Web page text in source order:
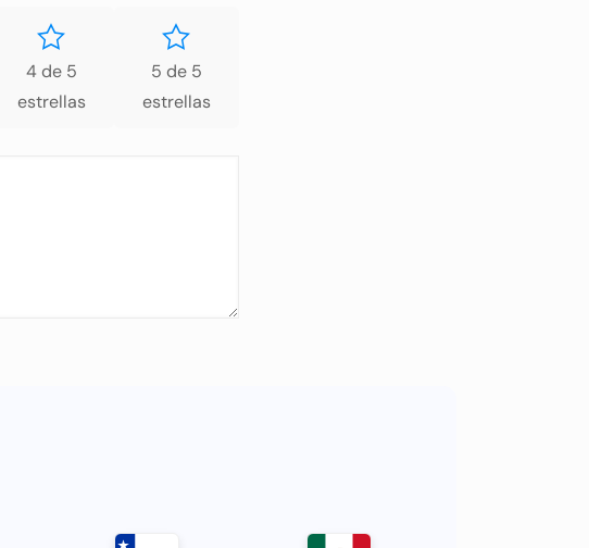
4 de 5
estrellas
5 de 5
estrellas